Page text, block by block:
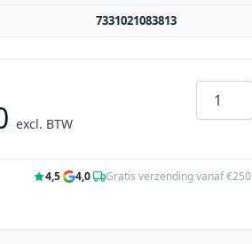
7331021083813
excl. BTW
Aantal
4,5· 4,0· Gratis verzending vanaf €250